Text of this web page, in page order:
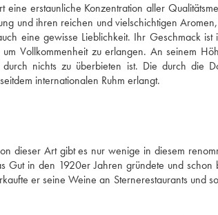
erstaunliche Konzentration aller
und ihren reichen und vielschichtigen
eine gewisse Lieblichkeit. Ihr Geschmack ist
Vollkommenheit zu erlangen. An seinem
nichts zu überbieten ist. Die durch die
dieser Art gibt es nur wenige in diesem
Gut in den 1920er Jahren gründete und schon
er seine Weine an Sternerestaurants und